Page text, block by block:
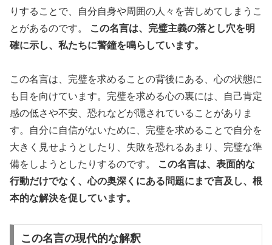
りすることで、自分自身や周囲の人々を苦しめてしまうこ
とがあるのです。
この名言は、完璧主義の落とし穴を明
確に示し、私たちに警鐘を鳴らしています。
この名言は、完璧を求めることの背後にある、心の状態に
も目を向けています。完璧を求める心の裏には、自己肯定
感の低さや不安、恐れなどが隠されていることがありま
す。自分に自信がないために、完璧を求めることで自分を
大きく見せようとしたり、失敗を恐れるあまり、完璧な準
備をしようとしたりするのです。
この名言は、表面的な
行動だけでなく、心の奥深くにある問題にまで言及し、根
本的な解決を促しています。
この名言の現代的な解釈